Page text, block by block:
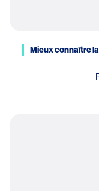
Mieux connaître